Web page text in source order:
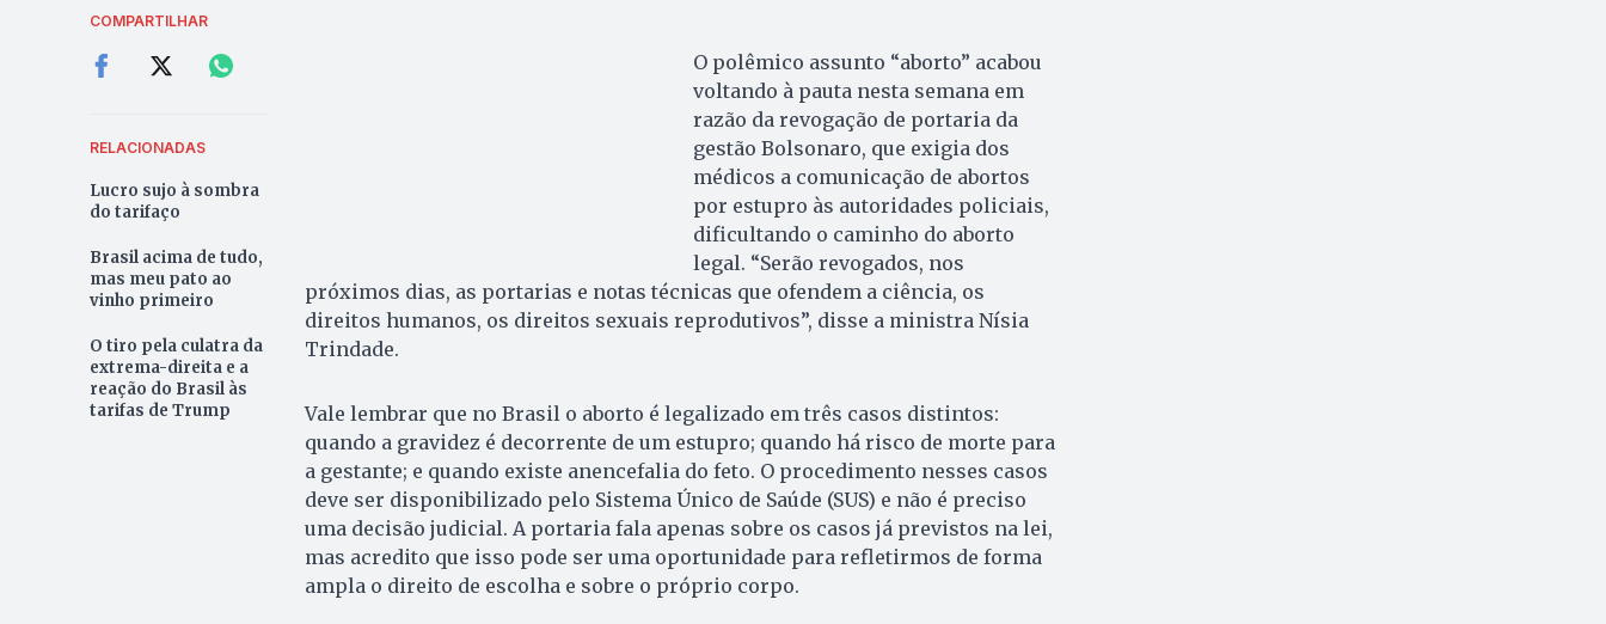
COMPARTILHAR
RELACIONADAS
Lucro sujo à sombra
do tarifaço
Brasil acima de tudo,
mas meu pato ao
vinho primeiro
O tiro pela culatra da
extrema-direita e a
reação do Brasil às
tarifas de Trump
O polêmico assunto “aborto” acabou
voltando à pauta nesta semana em
razão da revogação de portaria da
gestão Bolsonaro, que exigia dos
médicos a comunicação de abortos
por estupro às autoridades policiais,
dificultando o caminho do aborto
legal. “Serão revogados, nos
próximos dias, as portarias e notas técnicas que ofendem a ciência, os
direitos humanos, os direitos sexuais reprodutivos”, disse a ministra Nísia
Trindade.
Vale lembrar que no Brasil o aborto é legalizado em três casos distintos:
quando a gravidez é decorrente de um estupro; quando há risco de morte para
a gestante; e quando existe anencefalia do feto. O procedimento nesses casos
deve ser disponibilizado pelo Sistema Único de Saúde (SUS) e não é preciso
uma decisão judicial. A portaria fala apenas sobre os casos já previstos na lei,
mas acredito que isso pode ser uma oportunidade para refletirmos de forma
ampla o direito de escolha e sobre o próprio corpo.